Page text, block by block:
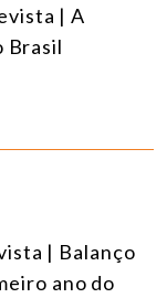
| A
Brasil
| Balanço
ano do